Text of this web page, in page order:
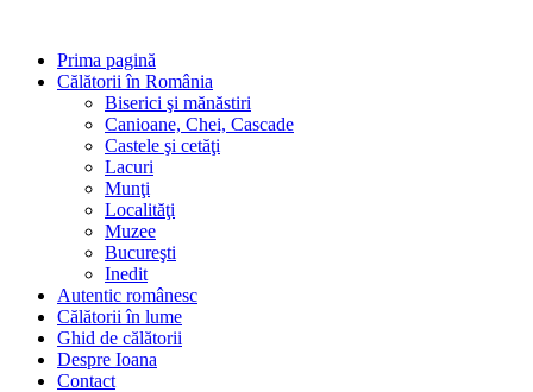
conținutPrima pagină
Călătorii în România
Biserici şi mănăstiri
Canioane, Chei, Cascade
Castele şi cetăţi
Lacuri
Munţi
Localităţi
Muzee
Bucureşti
Inedit
Autentic românesc
Călătorii în lume
Ghid de călătorii
Despre Ioana
Contact